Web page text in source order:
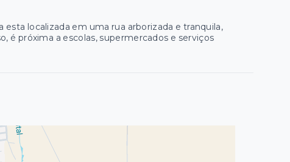
localizada em uma rua arborizada e tranquila,
é próxima a escolas, supermercados e serviços